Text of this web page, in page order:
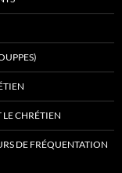
CHRÉTIEN
DE FRÉQUENTATION